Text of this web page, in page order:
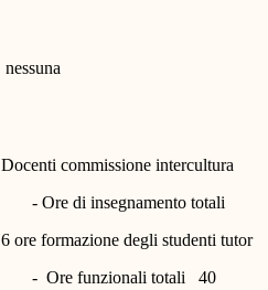
nessuna
Docenti commissione intercultura
- Ore di insegnamento totali
6 ore formazione degli studenti tutor
- Ore funzionali totali 40